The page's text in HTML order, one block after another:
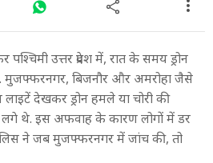
उत्तर प्रदेश में, रात के समय ड्रोन
मुजफ्फरनगर, बिजनौर और अमरोहा जैसे
देखकर ड्रोन हमले या चोरी की
थे. इस अफवाह के कारण लोगों में डर
ने जब मुजफ्फरनगर में जांच की, तो